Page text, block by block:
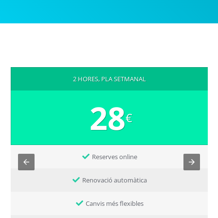
2 HORES, PLA SETMANAL
28€
Reserves online
Renovació automàtica
Canvis més flexibles